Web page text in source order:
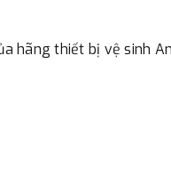
qua ngân hàng
giao hàng khác với địa
hãng thiết bị vệ sinh